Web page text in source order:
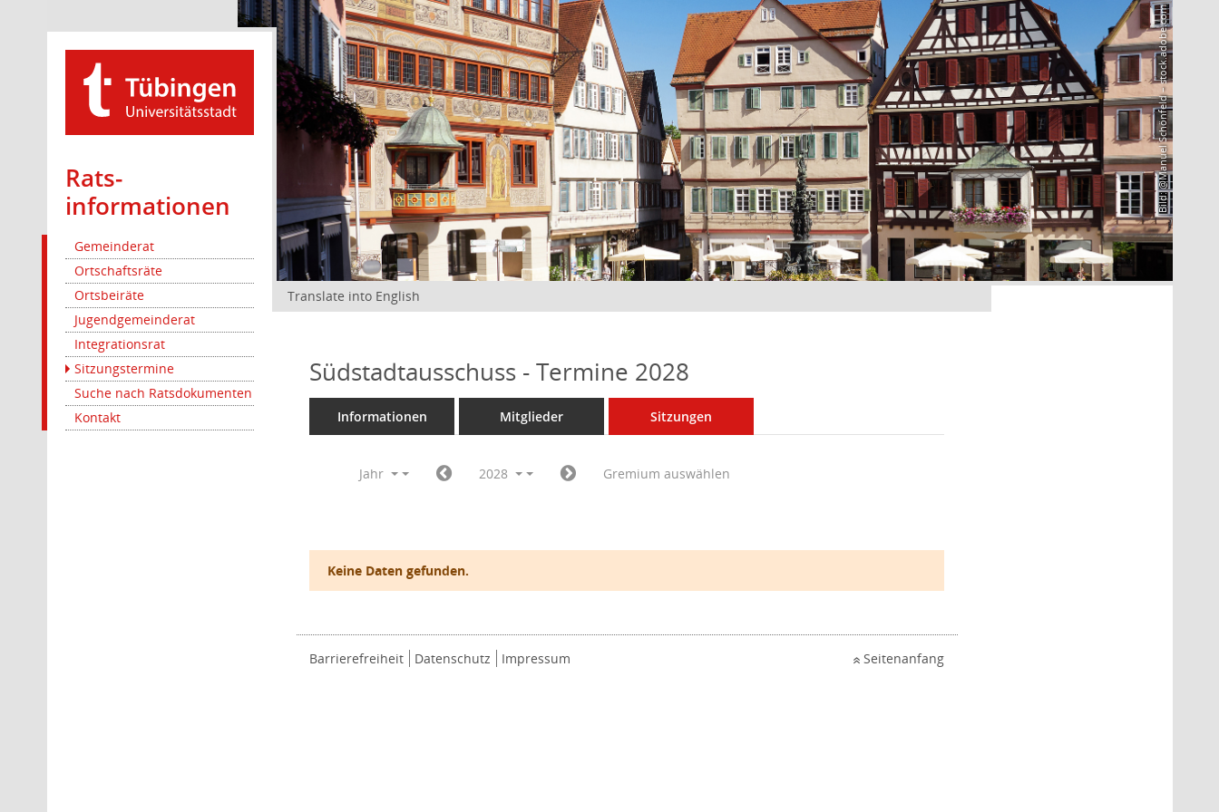
Rats­
informationen
Gemeinderat
Ortschaftsräte
Ortsbeiräte
Jugendgemeinderat
Integrationsrat
Sitzungstermine
Suche nach Ratsdokumenten
Kontakt
Bild: @Manuel Schönfeld – stock.adobe.com
Translate into English
Südstadtausschuss - Termine 2028
Informationen Mitglieder Sitzungen
Jahr 2028 Gremium auswählen
Keine Daten gefunden.
Barrierefreiheit Datenschutz Impressum Seitenanfang